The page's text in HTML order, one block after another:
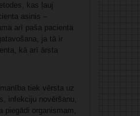
kas ļauj
asinis –
arī paša pacienta
ja tā ir
kā arī ārsta
tiek vērsta uz
infekciju novēršanu,
piegādi organismam,